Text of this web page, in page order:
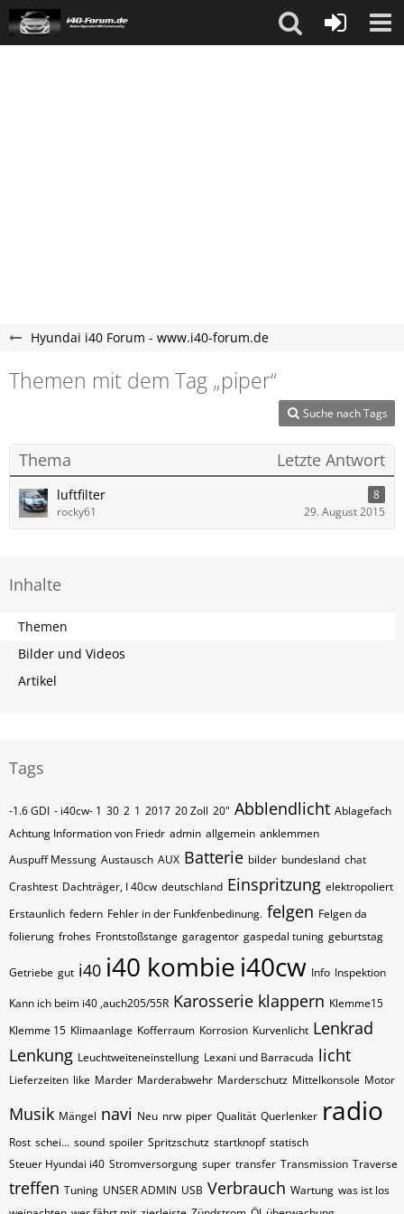
Hyundai i40 Forum - www.i40-forum.de
Themen mit dem Tag „piper“
Suche nach Tags
Thema Letzte Antwort
luftfilter
8
rocky61
29. August 2015
Inhalte
Themen
Bilder und Videos
Artikel
Tags
-1.6 GDI - i40cw- 1 30 2 1 2017 20 Zoll 20" Abblendlicht Ablagefach
Achtung Information von Friedr admin allgemein anklemmen
Auspuff Messung Austausch AUX Batterie bilder bundesland chat
Crashtest Dachträger, I 40cw deutschland Einspritzung elektropoliert
Erstaunlich federn Fehler in der Funkfenbedinung. felgen Felgen da
folierung frohes Frontstoßstange garagentor gaspedal tuning geburtstag
Getriebe gut i40 i40 kombie i40cw Info Inspektion
Kann ich beim i40 ,auch205/55R Karosserie klappern Klemme15
Klemme 15 Klimaanlage Kofferraum Korrosion Kurvenlicht Lenkrad
Lenkung Leuchtweiteneinstellung Lexani und Barracuda licht
Lieferzeiten like Marder Marderabwehr Marderschutz Mittelkonsole Motor
Musik Mängel navi Neu nrw piper Qualität Querlenker radio
Rost schei... sound spoiler Spritzschutz startknopf statisch
Steuer Hyundai i40 Stromversorgung super transfer Transmission Traverse
treffen Tuning UNSER ADMIN USB Verbrauch Wartung was ist los